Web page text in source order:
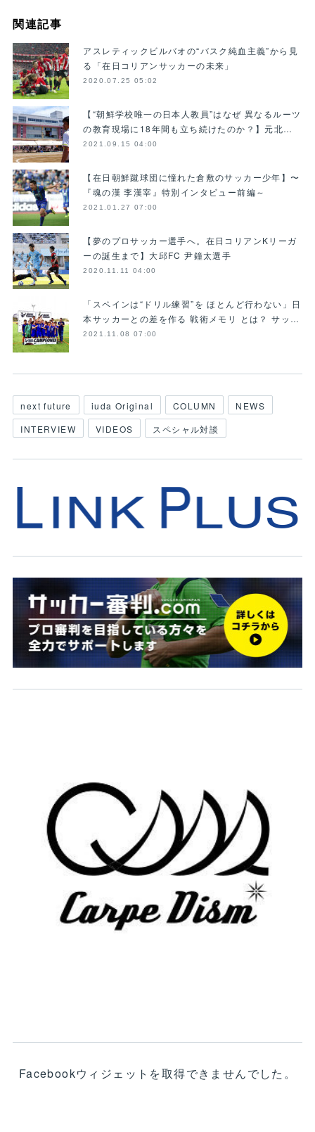
関連記事
アスレティックビルバオの“バスク純血主義”から見
る「在日コリアンサッカーの未来」
2020.07.25 05:02
【“朝鮮学校唯一の日本人教員”はなぜ 異なるルーツ
の教育現場に18年間も立ち続けたのか？】元北…
2021.09.15 04:00
【在日朝鮮蹴球団に憧れた倉敷のサッカー少年】〜
『魂の漢 李漢宰』特別インタビュー前編～
2021.01.27 07:00
【夢のプロサッカー選手へ。在日コリアンKリーガ
ーの誕生まで】大邱FC 尹鐘太選手
2020.11.11 04:00
「スペインは“ドリル練習”を ほとんど行わない」日
本サッカーとの差を作る 戦術メモリ とは？ サッ…
2021.11.08 07:00
next future iuda Original COLUMN
NEWS
INTERVIEW
VIDEOS スペシャル対談
Facebookウィジェットを取得できませんでした。